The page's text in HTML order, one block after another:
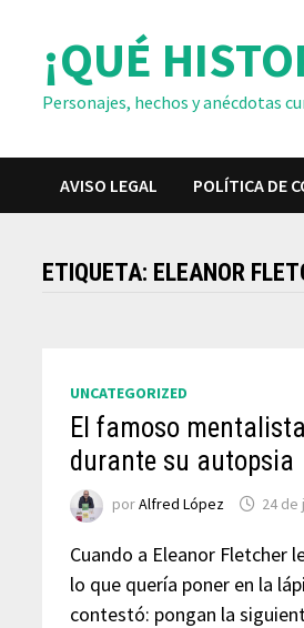
contenido¡QUÉ
Personajes, hechos y anécdotas
AVISO LEGAL POLÍTICA DE
ETIQUETA: ELEANOR
UNCATEGORIZED
El famoso
durante su autopsia
porAlfred López 24 de
Cuando a Eleanor Fletcher
lo que quería poner en la
contestó: pongan la